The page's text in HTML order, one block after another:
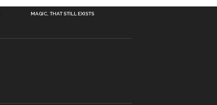
MAGIC, THAT STILL EXISTS